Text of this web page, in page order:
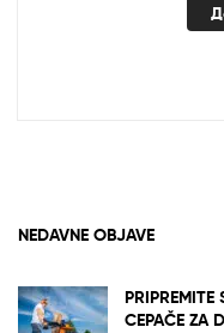
NEDAVNE OBJAVE
PRIPREMITE
CEPAČE ZA